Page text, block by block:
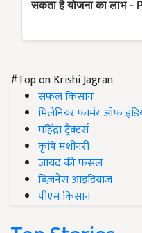
#Top on Krishi Jagran
सफल किसान
मिलेनियर फार्मर ऑफ
महिंद्रा ट्रैक्टर्स
कृषि मशीनरी
जायद की फसल
बिज़नेस आइडियाज
पीएम किसान